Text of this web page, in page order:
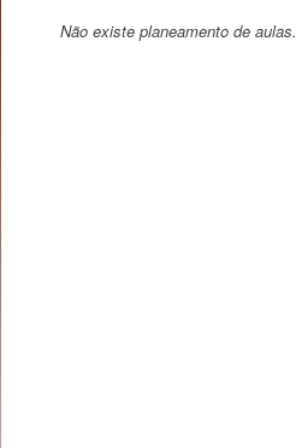
Não existe planeamento de aulas.